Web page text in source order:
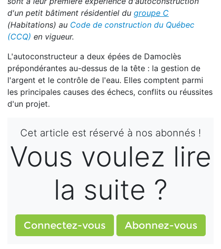
d'un petit bâtiment résidentiel du groupe C
(Habitations) au Code de construction du Québec
(CCQ) en vigueur.
L'autoconstructeur a deux épées de Damoclès
prépondérantes au-dessus de la tête : la gestion de
l'argent et le contrôle de l'eau. Elles comptent parmi
les principales causes des échecs, conflits ou réussites
d'un projet.
Cet article est réservé à nos abonnés !
Vous voulez lire
la suite ?
Connectez-vous Abonnez-vous